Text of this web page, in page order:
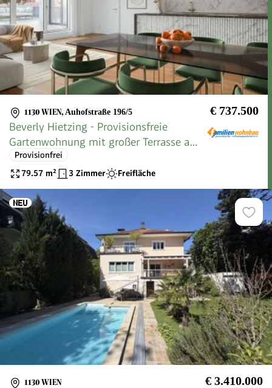
1130 WIEN, Auhofstraße 196/5 € 737.500
Beverly Hietzing - Provisionsfreie
Gartenwohnung mit großer Terrasse am
Lainzer
Provisionfrei
79.57 m² 3 Zimmer Freifläche
1130 WIEN € 3.410.000